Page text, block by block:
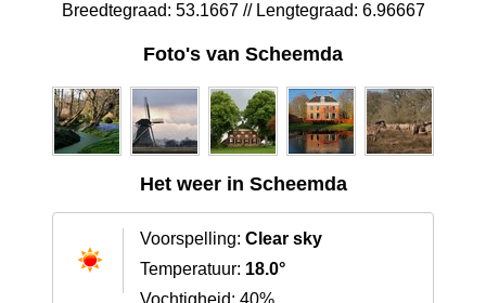
Breedtegraad: 53.1667 // Lengtegraad: 6.96667
Foto's van Scheemda
Het weer in Scheemda
Voorspelling: Clear sky
Temperatuur: 18.0°